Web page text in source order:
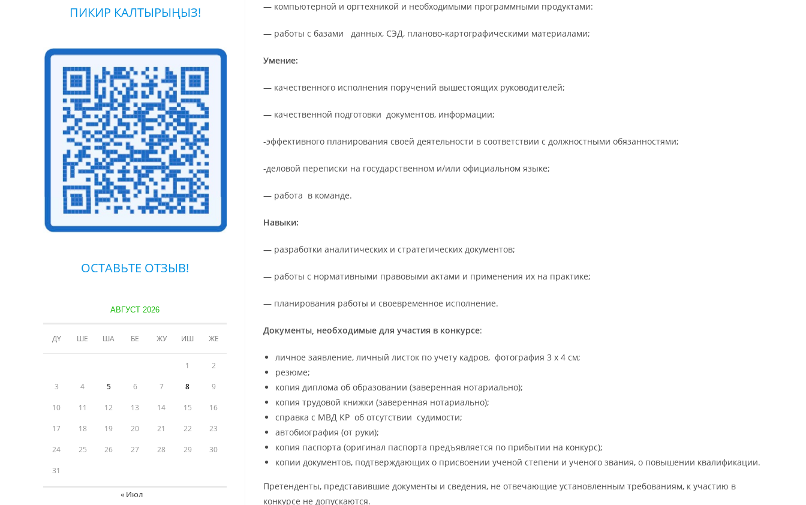
— компьютерной и оргтехникой и необходимыми программными продуктами:
— работы с базами данных, СЭД, планово-картографическими материалами;
Умение:
— качественного исполнения поручений вышестоящих руководителей;
— качественной подготовки документов, информации;
-эффективного планирования своей деятельности в соответствии с должностными обязанностями;
-деловой переписки на государственном и/или официальном языке;
— работа в команде.
Навыки:
— разработки аналитических и стратегических документов;
— работы с нормативными правовыми актами и применения их на практике;
— планирования работы и своевременное исполнение.
Документы, необходимые для участия в конкурсе:
личное заявление, личный листок по учету кадров, фотография 3 х 4 см;
резюме;
копия диплома об образовании (заверенная нотариально);
копия трудовой книжки (заверенная нотариально);
справка с МВД КР об отсутствии судимости;
автобиография (от руки);
копия паспорта (оригинал паспорта предъявляется по прибытии на конкурс);
копии документов, подтверждающих о присвоении ученой степени и ученого звания, о повышении квалификации.
Претенденты, представившие документы и сведения, не отвечающие установленным требованиям, к участию в
конкурсе не допускаются.
ПИКИР КАЛТЫРЫҢЫЗ!
ОСТАВЬТЕ ОТЗЫВ!
АВГУСТ 2026
ДҮ ШЕ ША БЕ ЖУ ИШ ЖЕ
1 2
3 4 5 6 7 8 9
10 11 12 13 14 15 16
17 18 19 20 21 22 23
24 25 26 27 28 29 30
31
« Июл